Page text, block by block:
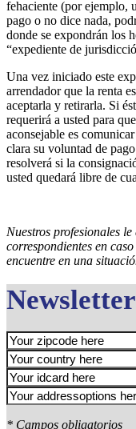
fehaciente (por ejemplo,
pago o no dice nada,
donde se expondrán los
“expediente de
Una vez iniciado este
arrendador que la renta
aceptarla y retirarla. Si
requerirá a usted para
aconsejable es
clara su voluntad de
resolverá si la
usted quedará libre de
Nuestros profesionales
correspondientes en
encuentre en una
* Campos obligatorios